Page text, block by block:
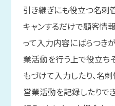
引き継ぎにも役立つ名刺
キャンするだけで顧客情
って入力内容にばらつき
業活動を行う上で役立ち
もづけて入力したり、名
営業活動を記録したりで